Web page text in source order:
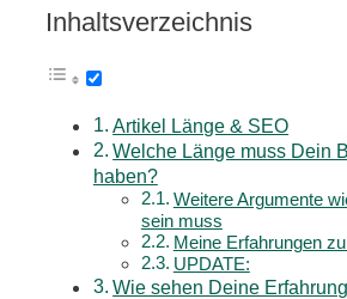
Inhaltsverzeichnis
Artikel Länge & SEO
Welche Länge muss Dein
haben?
Weitere Argumente
sein muss
Meine Erfahrungen
UPDATE:
Wie sehen Deine